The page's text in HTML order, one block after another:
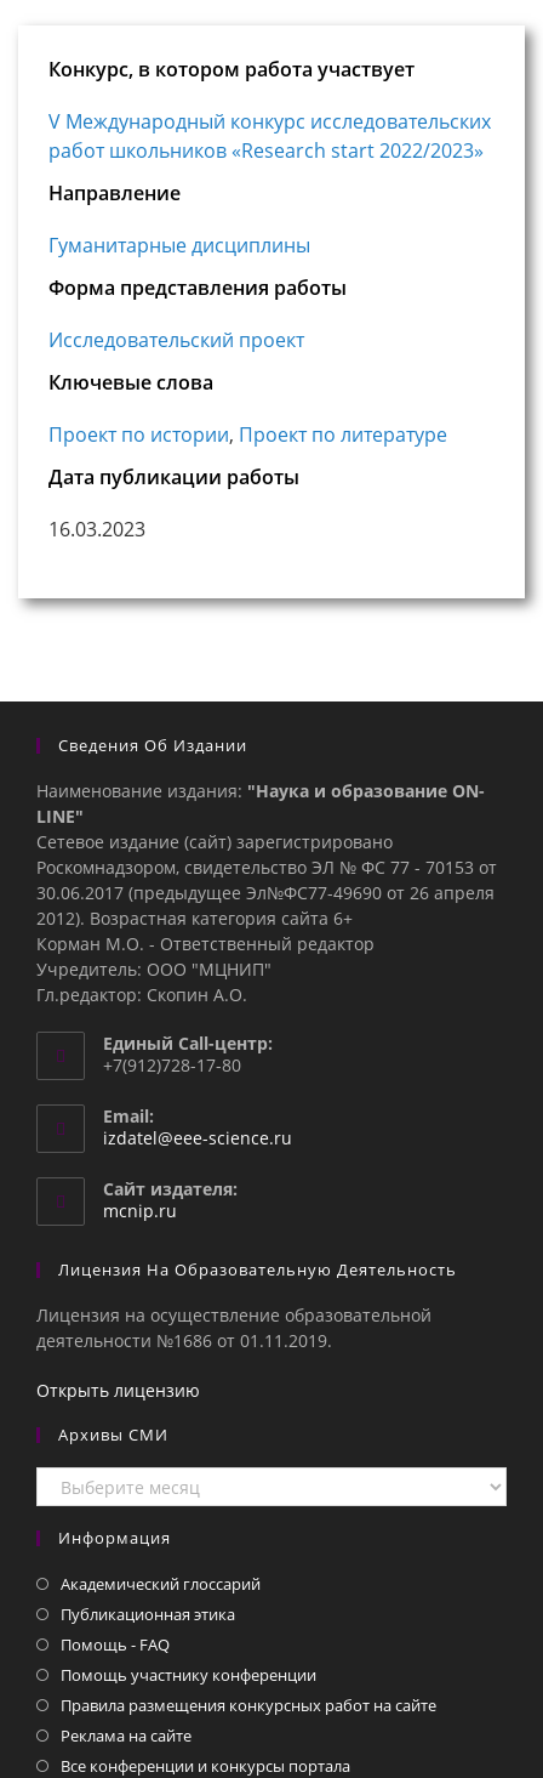
Конкурс, в котором работа участвует
V Международный конкурс исследовательских
работ школьников «Research start 2022/2023»
Направление
Гуманитарные дисциплины
Форма представления работы
Исследовательский проект
Ключевые слова
Проект по истории, Проект по литературе
Дата публикации работы
16.03.2023
Сведения Об Издании
Наименование издания: "Наука и образование ON-
LINE"
Сетевое издание (сайт) зарегистрировано
Роскомнадзором, свидетельство ЭЛ № ФС 77 - 70153 от
30.06.2017 (предыдущее Эл№ФC77-49690 от 26 апреля
2012). Возрастная категория сайта 6+
Корман М.О. - Ответственный редактор
Учредитель: ООО "МЦНИП"
Гл.редактор: Скопин А.О.
Единый Call-центр:
+7(912)728-17-80
Email:
izdatel@eee-science.ru
Сайт издателя:
mcnip.ru
Лицензия На Образовательную Деятельность
Лицензия на осуществление образовательной
деятельности №1686 от 01.11.2019.
Открыть лицензию
Архивы СМИ
Архивы
СМИ
Информация
Академический глоссарий
Публикационная этика
Помощь - FAQ
Помощь участнику конференции
Правила размещения конкурсных работ на сайте
Реклама на сайте
Все конференции и конкурсы портала